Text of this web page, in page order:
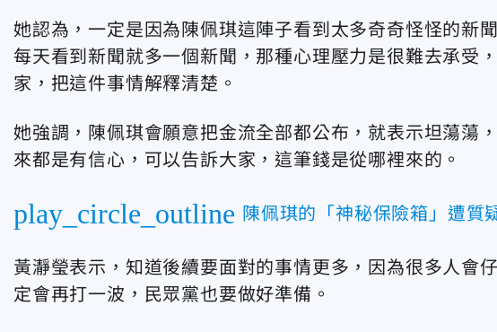
她認為，一定是因為陳佩琪這陣子看到太多奇奇怪怪的新
每天看到新聞就多一個新聞，那種心理壓力是很難去承受
家，把這件事情解釋清楚。
她強調，陳佩琪會願意把金流全部都公布，就表示坦蕩蕩
來都是有信心，可以告訴大家，這筆錢是從哪裡來的。
play_circle_outline 陳佩琪的「神秘保險箱」遭
黃瀞瑩表示，知道後續要面對的事情更多，因為很多人會
定會再打一波，民眾黨也要做好準備。